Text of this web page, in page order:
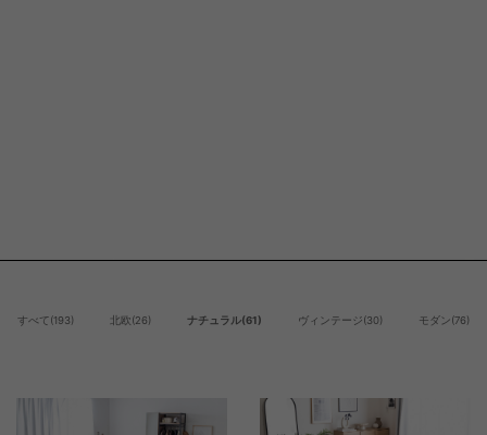
すべて(193) 北欧(26) ナチュラル(61) ヴィンテージ(30) モダン(76)